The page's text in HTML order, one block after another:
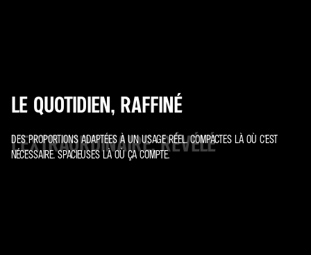
LE QUOTIDIEN, RAFFINÉ
DES PROPORTIONS ADAPTÉES À UN USAGE RÉEL. COMPACTES LÀ OÙ C'EST
NÉCESSAIRE. SPACIEUSES LÀ OÙ ÇA COMPTE.
L'EXTRAORDINAIRE, RÉVÉLÉ